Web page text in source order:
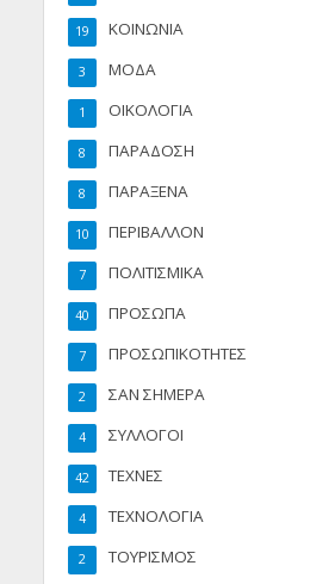
ΚΟΙΝΩΝΙΑ
19
ΜΟΔΑ
3
ΟΙΚΟΛΟΓΙΑ
1
ΠΑΡΑΔΟΣΗ
8
ΠΑΡΑΞΕΝΑ
8
ΠΕΡΙΒΑΛΛΟΝ
10
ΠΟΛΙΤΙΣΜΙΚΑ
7
ΠΡΟΣΩΠΑ
40
ΠΡΟΣΩΠΙΚΟΤΗΤΕΣ
7
ΣΑΝ ΣΗΜΕΡΑ
2
ΣΥΛΛΟΓΟΙ
4
ΤΕΧΝΕΣ
42
ΤΕΧΝΟΛΟΓΙΑ
4
ΤΟΥΡΙΣΜΟΣ
2